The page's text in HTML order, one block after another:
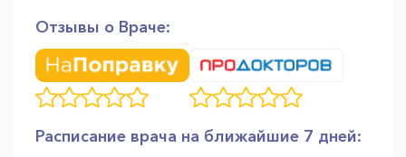
Отзывы о Враче:
Расписание врача на ближайшие 7 дней: